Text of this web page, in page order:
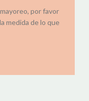
por favor
medida de lo que